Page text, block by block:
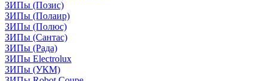
ЗИПы (Позис)
ЗИПы (Полаир)
ЗИПы (Полюс)
ЗИПы (Сантас)
ЗИПы (Рада)
ЗИПы Electrolux
ЗИПы (УКМ)